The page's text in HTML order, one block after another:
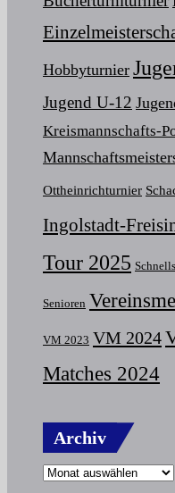
Hobbyturnier
Jugend U-12
Kreismannschafts-
Ottheinrichturnier
Ingolstadt-
Tour 2025
Senioren
VM 2023 VM 2024
Matches 2024
Archiv